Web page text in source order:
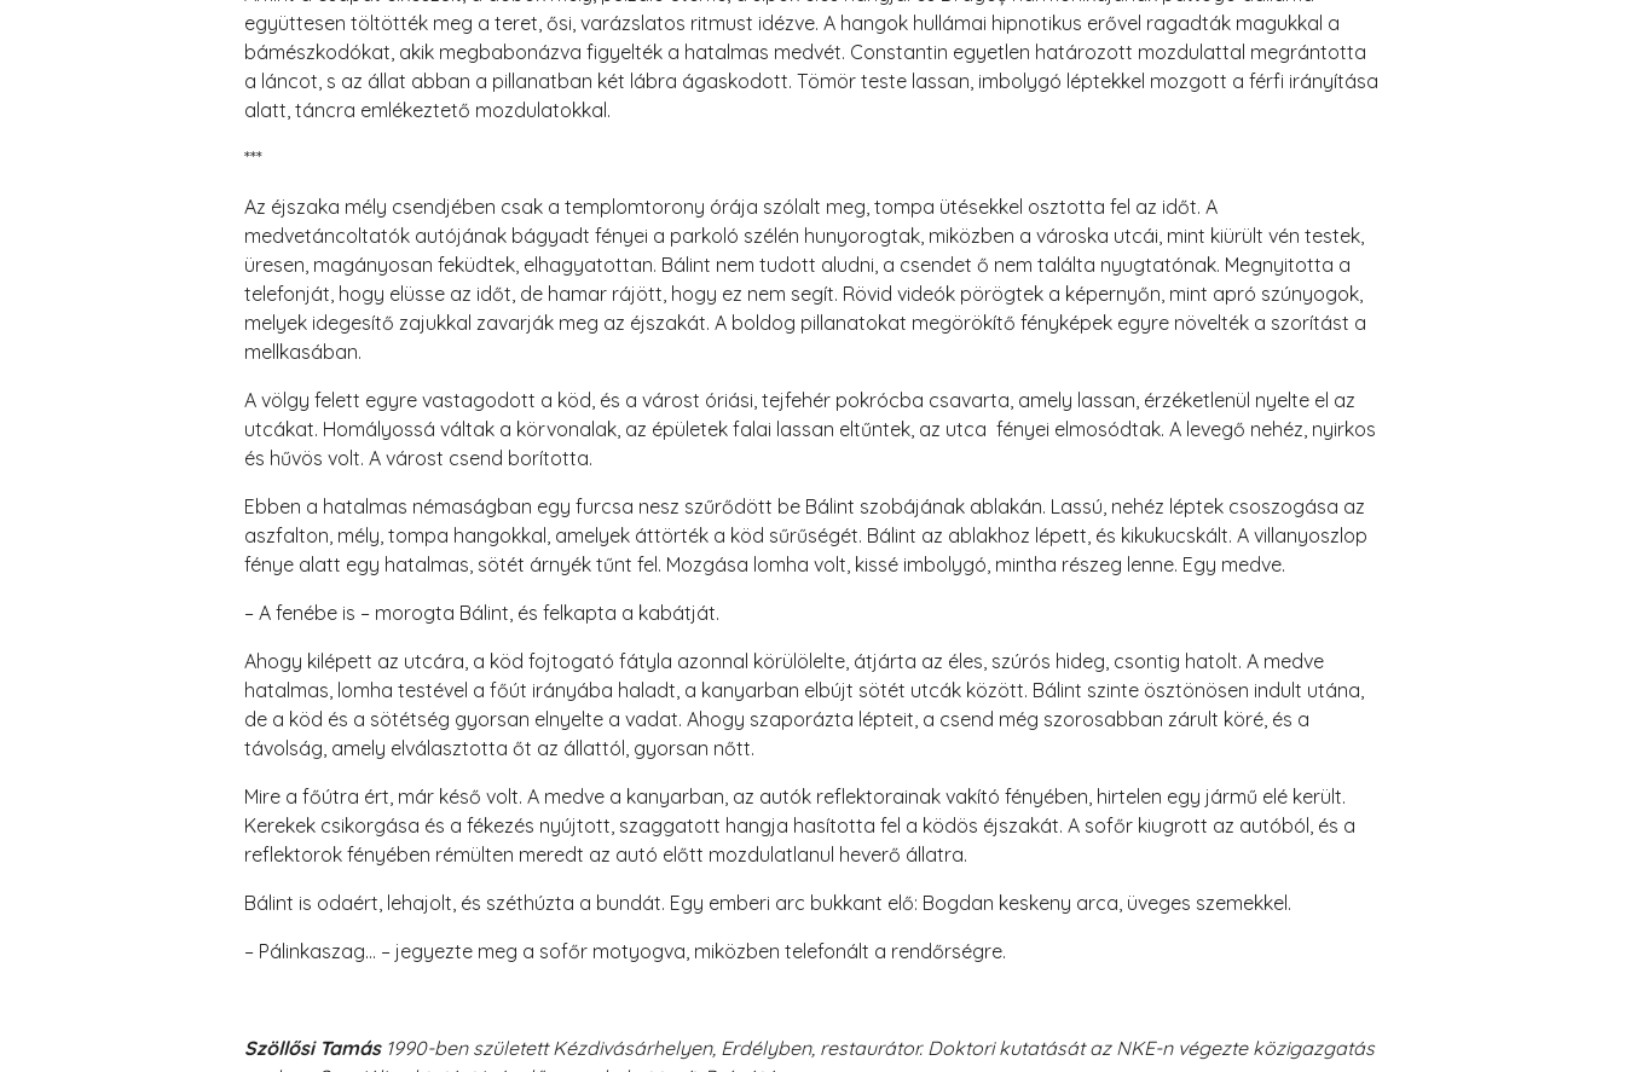
együttesen töltötték meg a teret, ősi, varázslatos ritmust idézve. A hangok hullámai hipnotikus erővel ragadták magukkal a
bámészkodókat, akik megbabonázva figyelték a hatalmas medvét. Constantin egyetlen határozott mozdulattal megrántotta
a láncot, s az állat abban a pillanatban két lábra ágaskodott. Tömör teste lassan, imbolygó léptekkel mozgott a férfi irányítása
alatt, táncra emlékeztető mozdulatokkal.
***
Az éjszaka mély csendjében csak a templomtorony órája szólalt meg, tompa ütésekkel osztotta fel az időt. A
medvetáncoltatók autójának bágyadt fényei a parkoló szélén hunyorogtak, miközben a városka utcái, mint kiürült vén testek,
üresen, magányosan feküdtek, elhagyatottan. Bálint nem tudott aludni, a csendet ő nem találta nyugtatónak. Megnyitotta a
telefonját, hogy elüsse az időt, de hamar rájött, hogy ez nem segít. Rövid videók pörögtek a képernyőn, mint apró szúnyogok,
melyek idegesítő zajukkal zavarják meg az éjszakát. A boldog pillanatokat megörökítő fényképek egyre növelték a szorítást a
mellkasában.
A völgy felett egyre vastagodott a köd, és a várost óriási, tejfehér pokrócba csavarta, amely lassan, érzéketlenül nyelte el az
utcákat. Homályossá váltak a körvonalak, az épületek falai lassan eltűntek, az utca fényei elmosódtak. A levegő nehéz, nyirkos
és hűvös volt. A várost csend borította.
Ebben a hatalmas némaságban egy furcsa nesz szűrődött be Bálint szobájának ablakán. Lassú, nehéz léptek csoszogása az
aszfalton, mély, tompa hangokkal, amelyek áttörték a köd sűrűségét. Bálint az ablakhoz lépett, és kikukucskált. A villanyoszlop
fénye alatt egy hatalmas, sötét árnyék tűnt fel. Mozgása lomha volt, kissé imbolygó, mintha részeg lenne. Egy medve.
– A fenébe is – morogta Bálint, és felkapta a kabátját.
Ahogy kilépett az utcára, a köd fojtogató fátyla azonnal körülölelte, átjárta az éles, szúrós hideg, csontig hatolt. A medve
hatalmas, lomha testével a főút irányába haladt, a kanyarban elbújt sötét utcák között. Bálint szinte ösztönösen indult utána,
de a köd és a sötétség gyorsan elnyelte a vadat. Ahogy szaporázta lépteit, a csend még szorosabban zárult köré, és a
távolság, amely elválasztotta őt az állattól, gyorsan nőtt.
Mire a főútra ért, már késő volt. A medve a kanyarban, az autók reflektorainak vakító fényében, hirtelen egy jármű elé került.
Kerekek csikorgása és a fékezés nyújtott, szaggatott hangja hasította fel a ködös éjszakát. A sofőr kiugrott az autóból, és a
reflektorok fényében rémülten meredt az autó előtt mozdulatlanul heverő állatra.
Bálint is odaért, lehajolt, és széthúzta a bundát. Egy emberi arc bukkant elő: Bogdan keskeny arca, üveges szemekkel.
– Pálinkaszag... – jegyezte meg a sofőr motyogva, miközben telefonált a rendőrségre.
Szöllősi Tamás 1990-ben született Kézdivásárhelyen, Erdélyben, restaurátor. Doktori kutatását az NKE-n végezte közigazgatás